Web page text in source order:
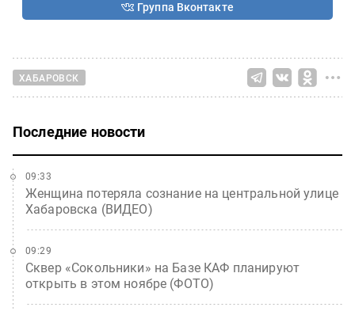
Группа Вконтакте
ХАБАРОВСК
Последние новости
Женщина потеряла сознание на центральной улице
Хабаровска (ВИДЕО)
09:33
Сквер «Сокольники» на Базе КАФ планируют
открыть в этом ноябре (ФОТО)
09:29